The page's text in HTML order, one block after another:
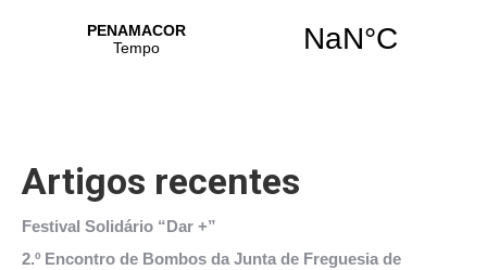
Artigos recentes
Festival Solidário “Dar +”
2.º Encontro de Bombos da Junta de Freguesia de